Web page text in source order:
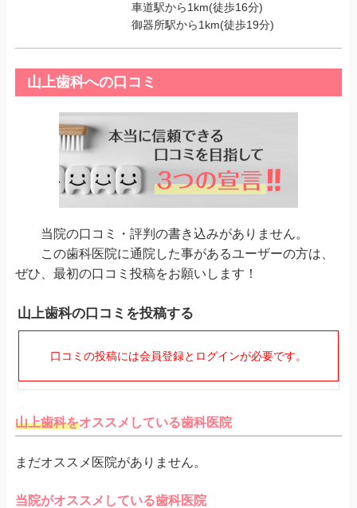
車道駅から1km(徒歩16分)
御器所駅から1km(徒歩19分)
山上歯科への口コミ
当院の口コミ・評判の書き込みがありません。
この歯科医院に通院した事があるユーザーの方は、
ぜひ、最初の口コミ投稿をお願いします！
山上歯科の口コミを投稿する
口コミの投稿には会員登録とログインが必要です。
山上歯科をオススメしている歯科医院
まだオススメ医院がありません。
当院がオススメしている歯科医院